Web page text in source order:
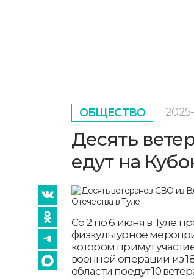
ОБЩЕСТВО
Десять
едут на
Со 2 по 6 июня в Туле
физкультурное
котором примут
военной операции из
области поедут 10